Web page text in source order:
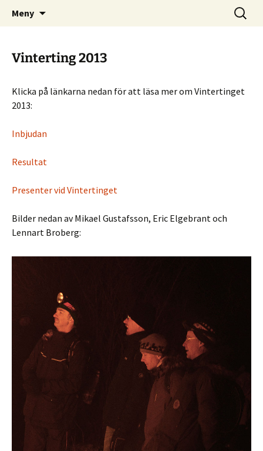
Skogskarlar
Skånes Skogskarlars hemsida
Meny
Sök
efter:
Vinterting 2013
Klicka på länkarna nedan för att läsa mer om Vintertinget
2013:
Inbjudan
Resultat
Presenter vid Vintertinget
Bilder nedan av Mikael Gustafsson, Eric Elgebrant och
Lennart Broberg: